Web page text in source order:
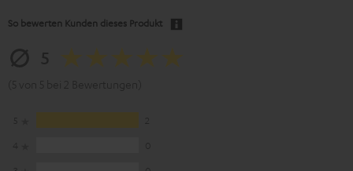
So bewerten Kunden dieses Produkt